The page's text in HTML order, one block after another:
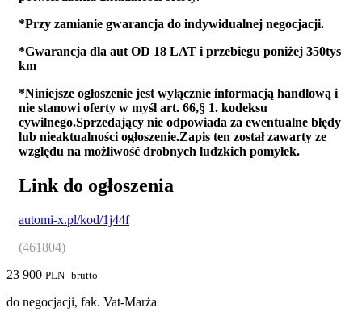
*Przy zamianie gwarancja do indywidualnej negocjacji.
*Gwarancja dla aut OD 18 LAT i przebiegu poniżej 350tys
km
*Niniejsze ogłoszenie jest wyłącznie informacją handlową i
nie stanowi oferty w myśl art. 66,§ 1. kodeksu
cywilnego.Sprzedający nie odpowiada za ewentualne błędy
lub nieaktualności ogłoszenie.Zapis ten został zawarty ze
względu na możliwość drobnych ludzkich pomyłek.
Link do ogłoszenia
automi-x.pl/kod/1j44f
(461804)
23 900 PLN brutto
do negocjacji, fak. Vat-Marża